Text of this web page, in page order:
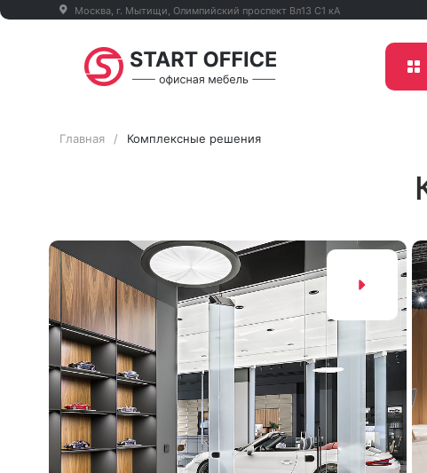
Москва, г. Мытищи, Олимпийский проспект Вл13 С1 кА
Главная / Комплексные решения